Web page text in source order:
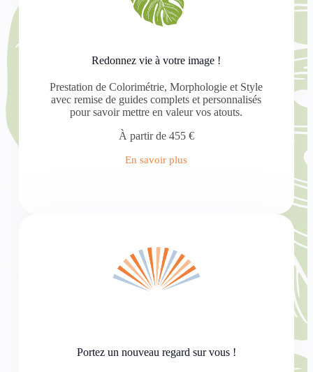
Redonnez vie à votre image !
Prestation de Colorimétrie, Morphologie et Style
avec remise de guides complets et personnalisés
pour savoir mettre en valeur vos atouts.
À partir de 455 €
En savoir plus
Portez un nouveau regard sur vous !